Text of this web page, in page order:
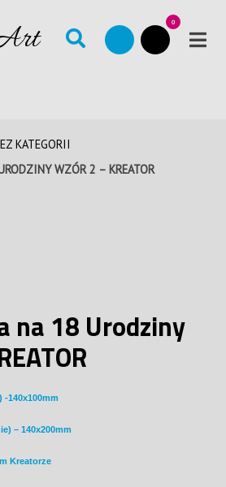
0
KATEGORII
WZÓR 2 – KREATOR
na 18 Urodziny
-140x100mm
– 140x200mm
Kreatorze